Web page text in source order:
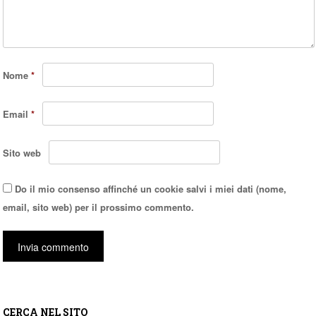
Nome*
Email*
Sito web
Do il mio consenso affinché un cookie salvi i miei dati (nome,
email, sito web) per il prossimo commento.
CERCA NEL SITO